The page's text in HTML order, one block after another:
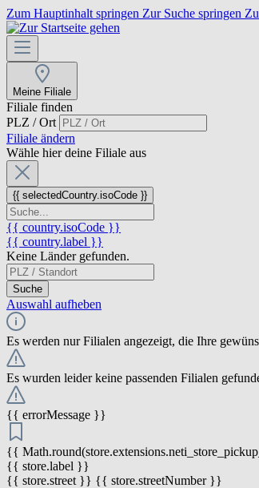
Zum Hauptinhalt springen Zur Suche springen
Meine Filiale
Filiale finden
PLZ / Ort
Filiale ändern
Wähle hier deine Filiale aus
{{ selectedCountry.isoCode }}
{{ country.isoCode }}
{{ country.label }}
Keine Länder gefunden.
Suche
Auswahl aufheben
Es werden nur Filialen angezeigt, die Ihre
Es wurden leider keine passenden Filialen
{{ errorMessage }}
{{
{{ store.label }}
{{ store.street }} {{ store.streetNumber }}